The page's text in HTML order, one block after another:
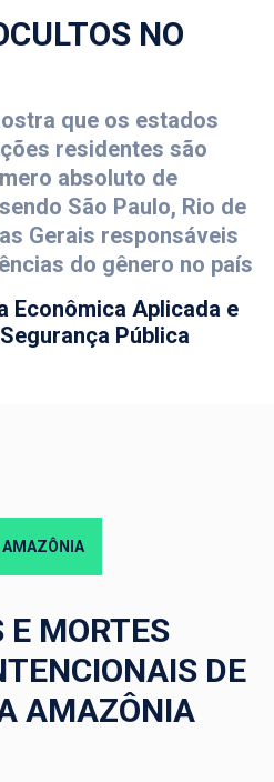
NO
que os estados
residentes são
absoluto de
São Paulo, Rio de
Gerais responsáveis
do gênero no país
Econômica Aplicada e
Pública
AMAZÔNIA
E MORTES
DE
AMAZÔNIA